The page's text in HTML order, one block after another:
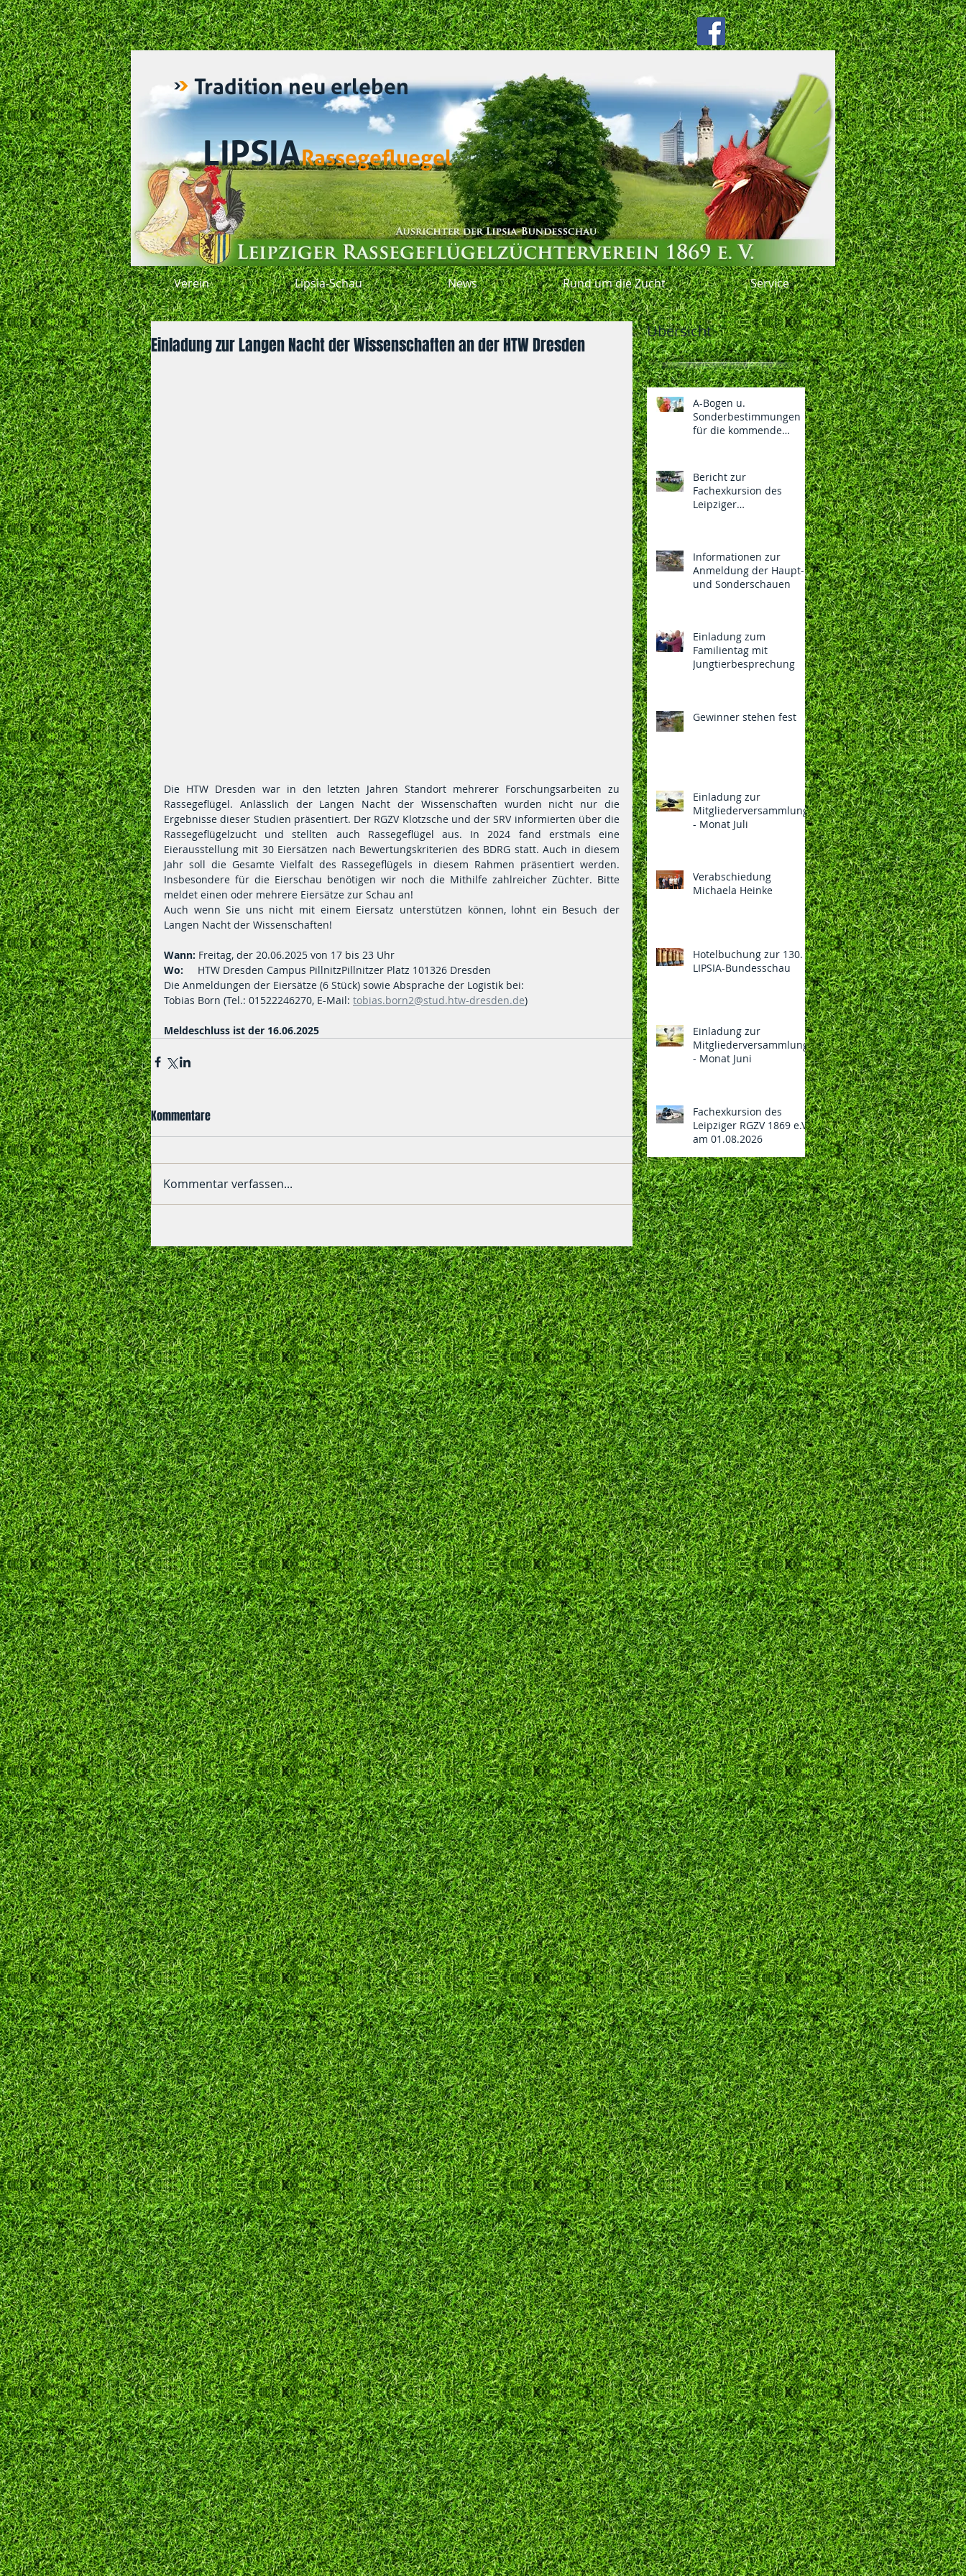
LIPSIARassegefluegel
Tradition neu erleben
Verein Lipsia-Schau News Rund um die Zucht Service
Einladung zur Langen Nacht der Wissenschaften an der HTW Dresden
Die HTW Dresden war in den letzten Jahren Standort mehrerer Forschungsarbeiten zu
Rassegeflügel. Anlässlich der Langen Nacht der Wissenschaften wurden nicht nur die
Ergebnisse dieser Studien präsentiert. Der RGZV Klotzsche und der SRV informierten über die
Rassegeflügelzucht und stellten auch Rassegeflügel aus. In 2024 fand erstmals eine
Eierausstellung mit 30 Eiersätzen nach Bewertungskriterien des BDRG statt. Auch in diesem
Jahr soll die Gesamte Vielfalt des Rassegeflügels in diesem Rahmen präsentiert werden.
Insbesondere für die Eierschau benötigen wir noch die Mithilfe zahlreicher Züchter. Bitte
meldet einen oder mehrere Eiersätze zur Schau an!
Auch wenn Sie uns nicht mit einem Eiersatz unterstützen können, lohnt ein Besuch der
Langen Nacht der Wissenschaften!
Wann: Freitag, der 20.06.2025 von 17 bis 23 Uhr
Wo: HTW Dresden Campus PillnitzPillnitzer Platz 101326 Dresden
Die Anmeldungen der Eiersätze (6 Stück) sowie Absprache der Logistik bei:
Tobias Born (Tel.: 01522246270, E-Mail: tobias.born2@stud.htw-dresden.de)
Meldeschluss ist der 16.06.2025
Kommentare
Kommentar verfassen...
Übersicht
A-Bogen u.
Sonderbestimmungen
für die kommende
130.LIPSIA-Bundesschau
und 108. Nationalen des
BDRG vom
04.-06.12.2026 in
Vorbereitung
Bericht zur
Fachexkursion des
Leipziger
Rassegeflügelzüchterver
Informationen zur
Anmeldung der Haupt-
und Sonderschauen
Einladung zum
Familientag mit
Jungtierbesprechung
Gewinner stehen fest
Einladung zur
Mitgliederversammlung
- Monat Juli
Verabschiedung
Michaela Heinke
Hotelbuchung zur 130.
LIPSIA-Bundesschau
Einladung zur
Mitgliederversammlung
- Monat Juni
Fachexkursion des
Leipziger RGZV 1869 e.V.
am 01.08.2026